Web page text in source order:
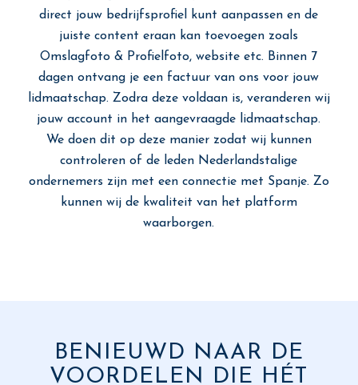
direct jouw bedrijfsprofiel kunt aanpassen en de
juiste content eraan kan toevoegen zoals
Omslagfoto & Profielfoto, website etc. Binnen 7
dagen ontvang je een factuur van ons voor jouw
lidmaatschap. Zodra deze voldaan is, veranderen wij
jouw account in het aangevraagde lidmaatschap.
We doen dit op deze manier zodat wij kunnen
controleren of de leden Nederlandstalige
ondernemers zijn met een connectie met Spanje. Zo
kunnen wij de kwaliteit van het platform
waarborgen.
BENIEUWD NAAR DE
VOORDELEN DIE HÉT